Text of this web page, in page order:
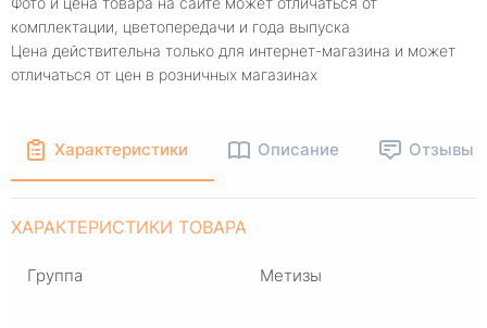
комплектации, цветопередачи и года выпуска
Цена действительна только для интернет-магазина и может
отличаться от цен в розничных магазинах
Характеристики Описание Отзывы
ХАРАКТЕРИСТИКИ ТОВАРА
Группа Метизы